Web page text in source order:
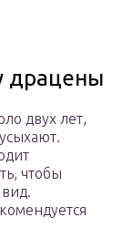
драцены
двух лет,
чтобы